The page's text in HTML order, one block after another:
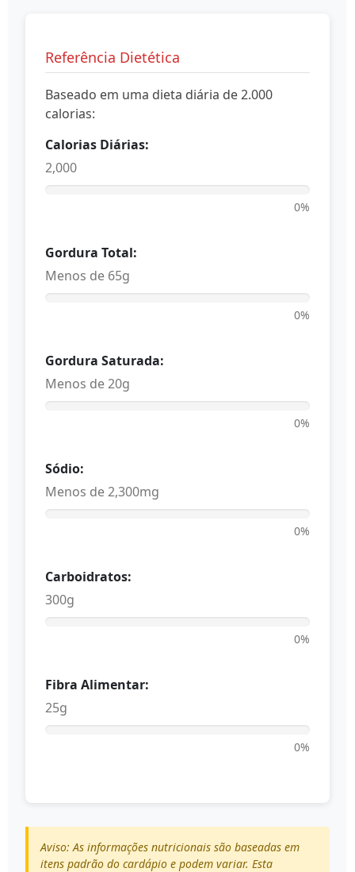
Referência Dietética
Baseado em uma dieta diária de 2.000
calorias:
Calorias Diárias:
2,000
0%
Gordura Total:
Menos de 65g
0%
Gordura Saturada:
Menos de 20g
0%
Sódio:
Menos de 2,300mg
0%
Carboidratos:
300g
0%
Fibra Alimentar:
25g
0%
Aviso: As informações nutricionais são baseadas em
itens padrão do cardápio e podem variar. Esta